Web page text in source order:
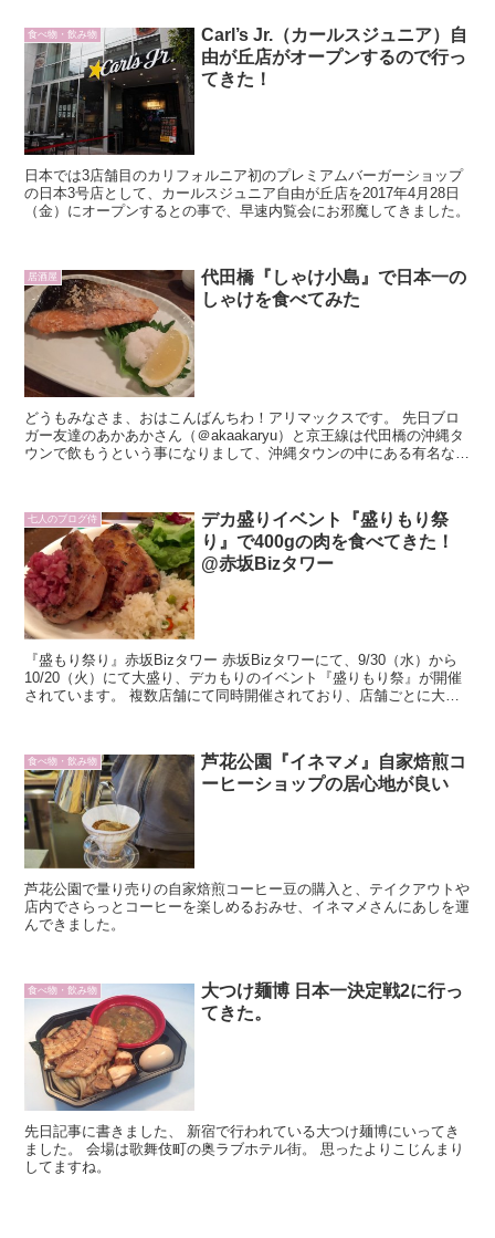
食べ物・飲み物
Carl’s Jr.（カールスジュニア）自
由が丘店がオープンするので行っ
てきた！
日本では3店舗目のカリフォルニア初のプレミアムバーガーショップ
の日本3号店として、カールスジュニア自由が丘店を2017年4月28日
（金）にオープンするとの事で、早速内覧会にお邪魔してきました。
居酒屋
代田橋『しゃけ小島』で日本一の
しゃけを食べてみた
どうもみなさま、おはこんばんちわ！アリマックスです。 先日ブロ
ガー友達のあかあかさん（＠akaakaryu）と京王線は代田橋の沖縄タ
ウンで飲もうという事になりまして、沖縄タウンの中にある有名なし
七人のブログ侍
デカ盛りイベント『盛りもり祭
り』で400gの肉を食べてきた！
@赤坂Bizタワー
『盛もり祭り』赤坂Bizタワー 赤坂Bizタワーにて、9/30（水）から
10/20（火）にて大盛り、デカもりのイベント『盛りもり祭』が開催
されています。 複数店舗にて同時開催されており、店舗ごとに大盛
食べ物・飲み物
芦花公園『イネマメ』自家焙煎コ
ーヒーショップの居心地が良い
芦花公園で量り売りの自家焙煎コーヒー豆の購入と、テイクアウトや
店内でさらっとコーヒーを楽しめるおみせ、イネマメさんにあしを運
んできました。
食べ物・飲み物
大つけ麺博 日本一決定戦2に行っ
てきた。
先日記事に書きました、 新宿で行われている大つけ麺博にいってき
ました。 会場は歌舞伎町の奥ラブホテル街。 思ったよりこじんまり
してますね。